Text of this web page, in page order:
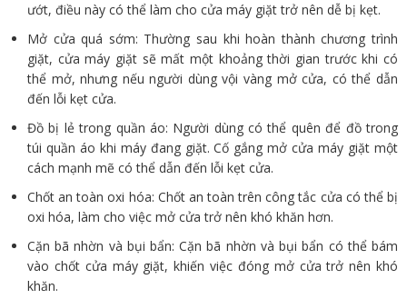
ướt, điều này có thể làm cho cửa máy giặt trở nên dễ bị kẹt.
Mở cửa quá sớm: Thường sau khi hoàn thành chương trình
giặt, cửa máy giặt sẽ mất một khoảng thời gian trước khi có
thể mở, nhưng nếu người dùng vội vàng mở cửa, có thể dẫn
đến lỗi kẹt cửa.
Đồ bị lẻ trong quần áo: Người dùng có thể quên để đồ trong
túi quần áo khi máy đang giặt. Cố gắng mở cửa máy giặt một
cách mạnh mẽ có thể dẫn đến lỗi kẹt cửa.
Chốt an toàn oxi hóa: Chốt an toàn trên công tắc cửa có thể bị
oxi hóa, làm cho việc mở cửa trở nên khó khăn hơn.
Cặn bã nhờn và bụi bẩn: Cặn bã nhờn và bụi bẩn có thể bám
vào chốt cửa máy giặt, khiến việc đóng mở cửa trở nên khó
khăn.